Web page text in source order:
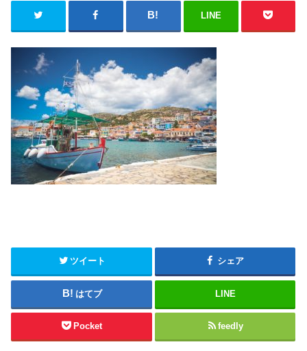
LINE
ツイート シェア
はてブ LINE
Pocket feedly